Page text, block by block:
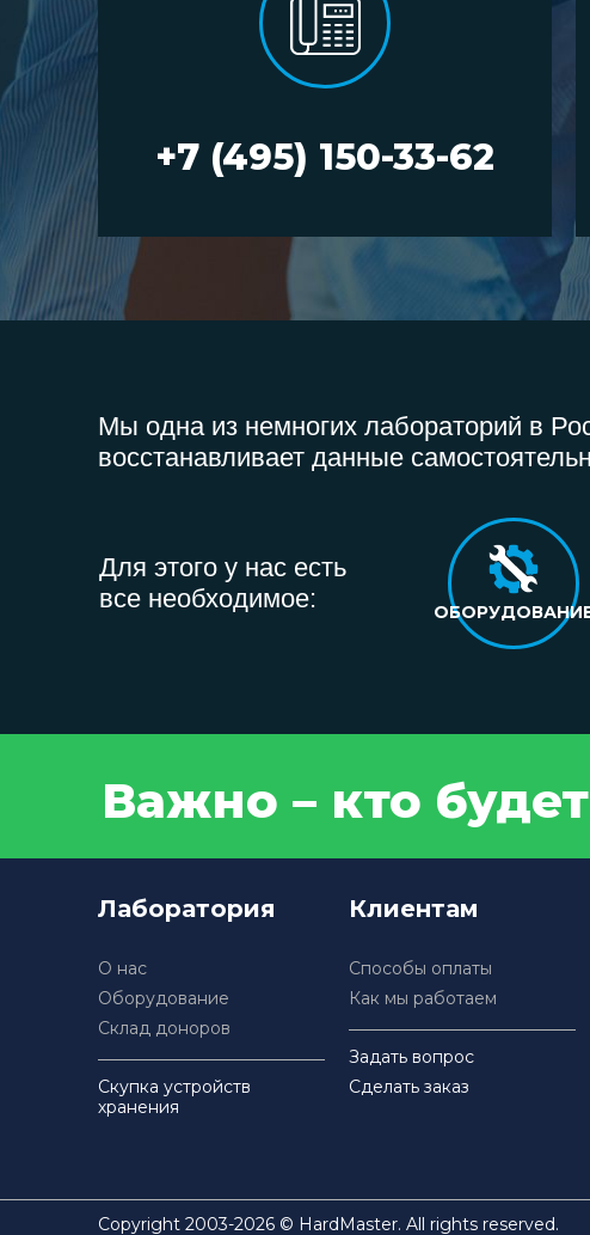
+7 (495) 150-33-62
Мы одна из немногих лабораторий в
восстанавливает данные
Для этого у нас есть
все необходимое:
Важно – кто
Лаборатория
О нас
Оборудование
Склад доноров
Скупка устройств
хранения
Клиентам
Способы оплаты
Как мы работаем
Задать вопрос
Сделать заказ
Copyright 2003-2026 © HardMaster. All rights reserved.